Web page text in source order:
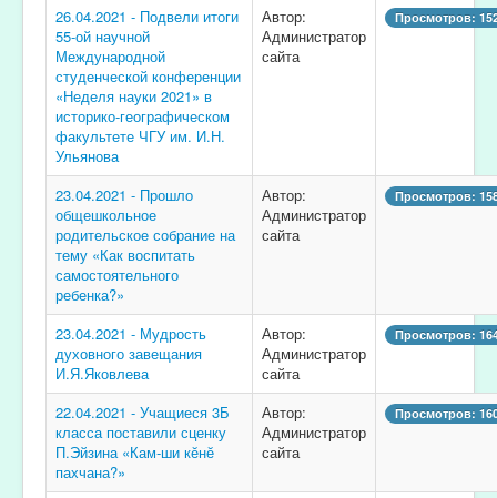
26.04.2021 - Подвели итоги
55-ой научной
Международной
студенческой конференции
«Неделя науки 2021» в
историко-географическом
факультете ЧГУ им. И.Н.
Ульянова
Автор:
Администратор
сайта
Просмотров:
23.04.2021 - Прошло
общешкольное
родительское собрание на
тему «Как воспитать
самостоятельного
ребенка?»
Автор:
Администратор
сайта
Просмотров:
23.04.2021 - Мудрость
духовного завещания
И.Я.Яковлева
Автор:
Администратор
сайта
Просмотров:
22.04.2021 - Учащиеся 3Б
класса поставили сценку
П.Эйзина «Кам-ши кӗнӗ
пахчана?»
Автор:
Администратор
сайта
Просмотров: